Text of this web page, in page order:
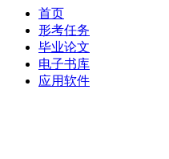
首页
形考任务
毕业论文
电子书库
应用软件